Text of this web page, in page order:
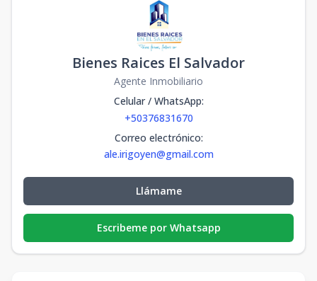
Bienes Raices El Salvador
Agente Inmobiliario
Celular / WhatsApp:
+50376831670
Correo electrónico:
ale.irigoyen@gmail.com
Llámame
Escribeme por Whatsapp